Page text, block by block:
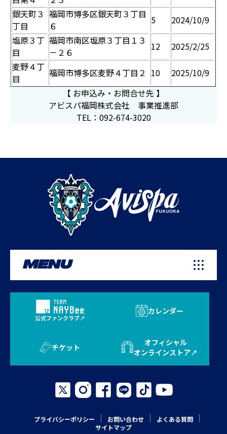
銀天町３
丁目
福岡市博多区銀天町３丁目
６
5
2024/10/9
塩原３丁
目
福岡市南区塩原３丁目１３
－２６
12
2025/2/25
麦野４丁
目
福岡市博多区麦野４丁目２ 10
2025/10/9
【 お申込み・お問合せ先 】
アビスパ福岡株式会社 事業推進部
TEL： 092-674-3020
MENU
公式ファンクラブ
カレンダー
チケット
オフィシャル
オンラインストア
プライバシーポリシー お問い合わせ
よくある質問
サイトマップ